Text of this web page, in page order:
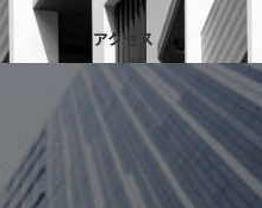
アクセス